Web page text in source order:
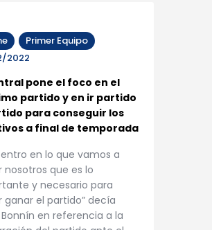
Primer Equipo
2022
pone el foco en el
partido y en ir partido
para conseguir los
a final de temporada
en lo que vamos a
nosotros que es lo
y necesario para
ganar el partido” decía
en referencia a la